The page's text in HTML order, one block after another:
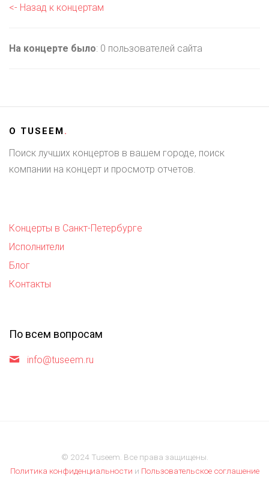
<- Назад к концертам
На концерте было: 0 пользователей сайта
О TUSEEM.
Поиск лучших концертов в вашем городе, поиск
компании на концерт и просмотр отчетов.
Концерты в Санкт-Петербурге
Исполнители
Блог
Контакты
По всем вопросам
info@tuseem.ru
© 2024 Tuseem. Все права защищены.
Политика конфиденциальности и Пользовательское соглашение